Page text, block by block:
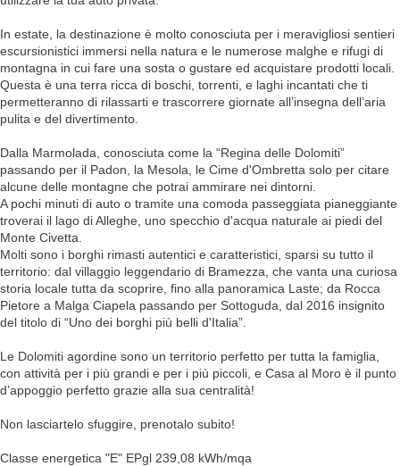
In estate, la destinazione è molto conosciuta per i meravigliosi sentieri
escursionistici immersi nella natura e le numerose malghe e rifugi di
montagna in cui fare una sosta o gustare ed acquistare prodotti locali.
Questa è una terra ricca di boschi, torrenti, e laghi incantati che ti
permetteranno di rilassarti e trascorrere giornate all’insegna dell’aria
pulita e del divertimento.
Dalla Marmolada, conosciuta come la “Regina delle Dolomiti”
passando per il Padon, la Mesola, le Cime d'Ombretta solo per citare
alcune delle montagne che potrai ammirare nei dintorni.
A pochi minuti di auto o tramite una comoda passeggiata pianeggiante
troverai il lago di Alleghe, uno specchio d'acqua naturale ai piedi del
Monte Civetta.
Molti sono i borghi rimasti autentici e caratteristici, sparsi su tutto il
territorio: dal villaggio leggendario di Bramezza, che vanta una curiosa
storia locale tutta da scoprire, fino alla panoramica Laste; da Rocca
Pietore a Malga Ciapela passando per Sottoguda, dal 2016 insignito
del titolo di “Uno dei borghi più belli d'Italia”.
Le Dolomiti agordine sono un territorio perfetto per tutta la famiglia,
con attività per i più grandi e per i più piccoli, e Casa al Moro è il punto
d’appoggio perfetto grazie alla sua centralità!
Non lasciartelo sfuggire, prenotalo subito!
Classe energetica "E" EPgl 239,08 kWh/mqa